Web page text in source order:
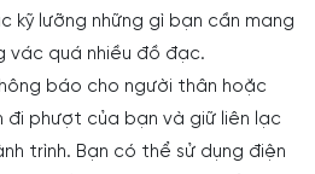
kỹ lưỡng những gì bạn cần mang
vác quá nhiều đồ đạc.
báo cho người thân hoặc
đi phượt của bạn và giữ liên lạc
trình. Bạn có thể sử dụng điện